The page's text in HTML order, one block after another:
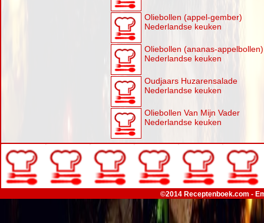
Oliebollen (appel-gember)
Nederlandse keuken
Oliebollen (ananas-appelbollen)
Nederlandse keuken
Oudjaars Huzarensalade
Nederlandse keuken
Oliebollen Van Mijn Vader
Nederlandse keuken
©2014 Receptenboek.com -